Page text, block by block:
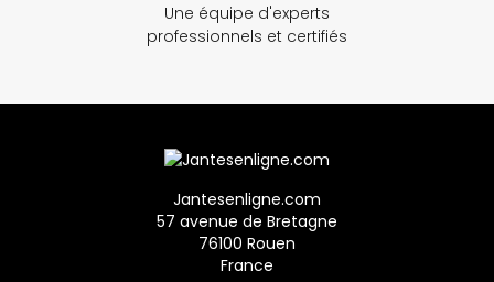
Une équipe d'experts
professionnels et certifiés
Jantesenligne.com
57 avenue de Bretagne
76100 Rouen
France